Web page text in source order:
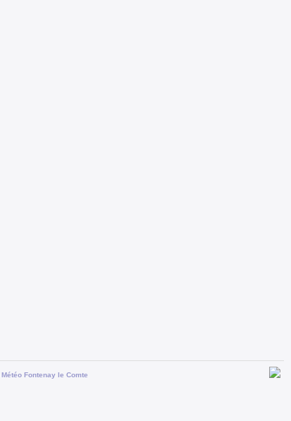
Météo Fontenay le Comte